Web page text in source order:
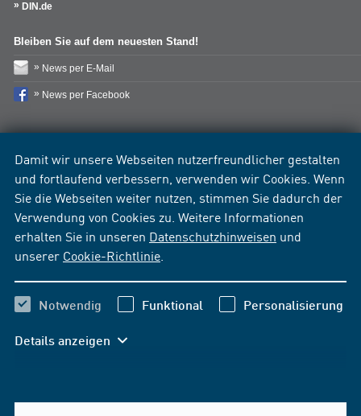
Damit wir unsere Webseiten nutzerfreundlicher gestalten
und fortlaufend verbessern, verwenden wir Cookies. Wenn
Sie die Webseiten weiter nutzen, stimmen Sie dadurch der
Verwendung von Cookies zu. Weitere Informationen
erhalten Sie in unseren Datenschutzhinweisen und
unserer Cookie-Richtlinie
Notwendig Funktional Personalisierung
Details anzeigen
DIN.de
Bleiben Sie auf dem neuesten Stand!
News per E-Mail
News per Facebook